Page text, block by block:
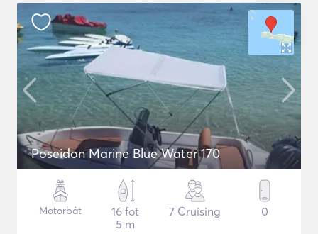
Poseidon Marine Blue Water 170
Motorbåt
16 fot
5 m
7 Cruising 0